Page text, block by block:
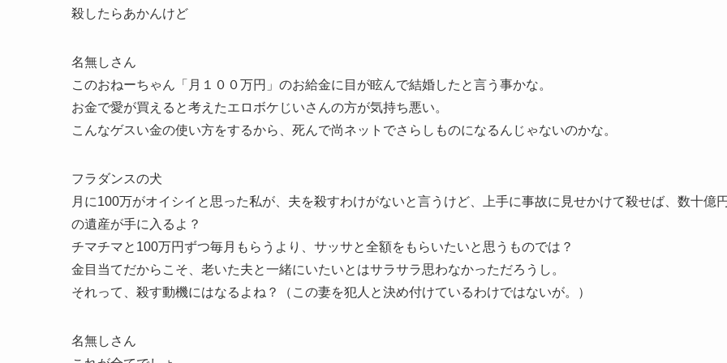
殺したらあかんけど
名無しさん
このおねーちゃん「月１００万円」のお給金に目が眩んで結婚したと言う事かな。
お金で愛が買えると考えたエロボケじいさんの方が気持ち悪い。
こんなゲスい金の使い方をするから、死んで尚ネットでさらしものになるんじゃないのかな。
フラダンスの犬
月に100万がオイシイと思った私が、夫を殺すわけがないと言うけど、上手に事故に見せかけて殺せば、数十億
の遺産が手に入るよ？
チマチマと100万円ずつ毎月もらうより、サッサと全額をもらいたいと思うものでは？
金目当てだからこそ、老いた夫と一緒にいたいとはサラサラ思わなかっただろうし。
それって、殺す動機にはなるよね？（この妻を犯人と決め付けているわけではないが。）
名無しさん